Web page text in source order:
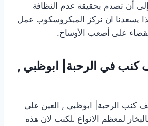
أن تصدم بحقيقة عدم النظافة
يسعدنا ان نركز الميكروسكوب عمل
على أصعب الأوساخ.
كنب في الرحبة| ابوظبي ,
كنب الرحبة| ابوظبي , العين على
لمعظم الانواع للكنب لان هذه